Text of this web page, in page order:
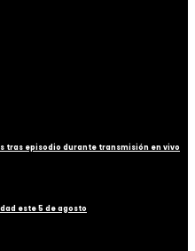
tras episodio durante transmisión en vivo
este 5 de agosto